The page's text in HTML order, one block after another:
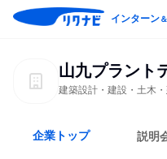
インターン＆
山九プラント
建築設計・建設・土木
企業トップ 説明